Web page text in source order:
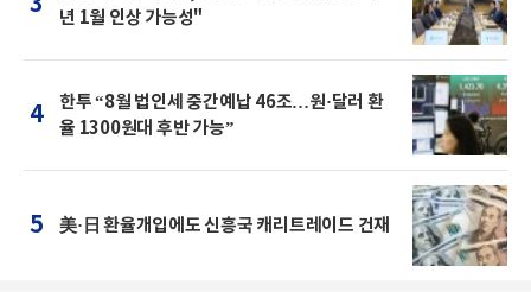
년 1월 인상 가능성"
4
한투 “8월 법인세 중간예납 46조…원·달러 환
율 1300원대 후반 가능”
5 美·日 환율개입에도 신흥국 캐리트레이드 건재